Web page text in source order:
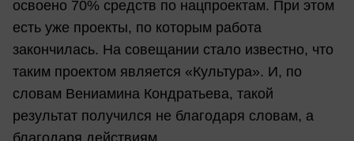
освоено 70% средств по нацпроектам. При этом
есть уже проекты, по которым работа
закончилась. На совещании стало известно, что
таким проектом является «Культура». И, по
словам Вениамина Кондратьева, такой
результат получился не благодаря словам, а
благодаря действиям.